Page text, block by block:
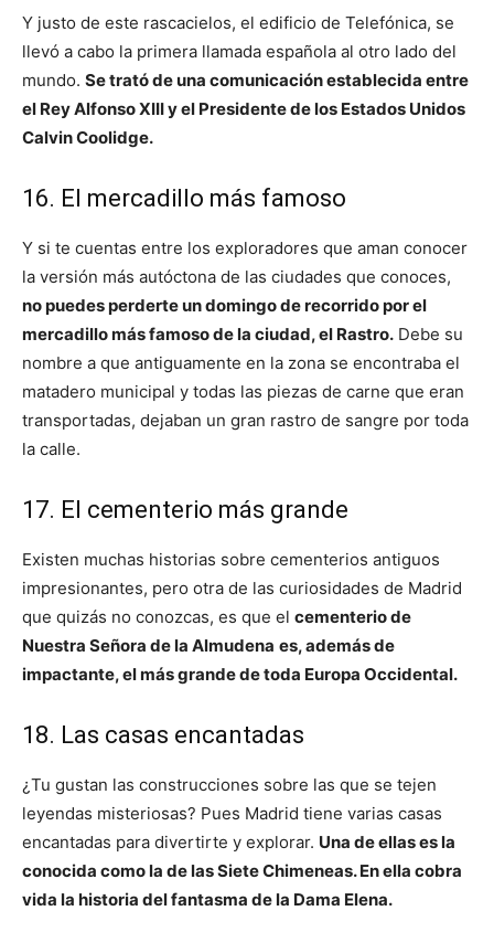
Y justo de este rascacielos, el edificio de Telefónica, se
llevó a cabo la primera llamada española al otro lado del
mundo. Se trató de una comunicación establecida entre
el Rey Alfonso XIII y el Presidente de los Estados Unidos
Calvin Coolidge.
16. El mercadillo más famoso
Y si te cuentas entre los exploradores que aman conocer
la versión más autóctona de las ciudades que conoces,
no puedes perderte un domingo de recorrido por el
mercadillo más famoso de la ciudad, el Rastro. Debe su
nombre a que antiguamente en la zona se encontraba el
matadero municipal y todas las piezas de carne que eran
transportadas, dejaban un gran rastro de sangre por toda
la calle.
17. El cementerio más grande
Existen muchas historias sobre cementerios antiguos
impresionantes, pero otra de las curiosidades de Madrid
que quizás no conozcas, es que el cementerio de
Nuestra Señora de la Almudena es, además de
impactante, el más grande de toda Europa Occidental.
18. Las casas encantadas
¿Tu gustan las construcciones sobre las que se tejen
leyendas misteriosas? Pues Madrid tiene varias casas
encantadas para divertirte y explorar. Una de ellas es la
conocida como la de las Siete Chimeneas. En ella cobra
vida la historia del fantasma de la Dama Elena.